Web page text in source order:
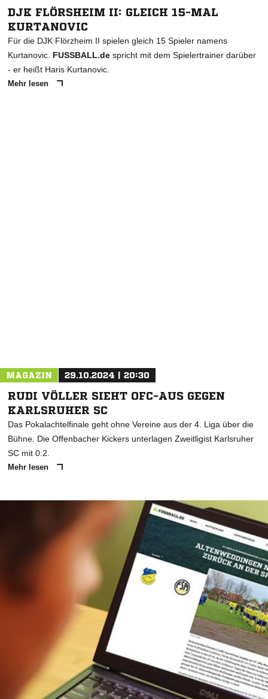
DJK FLÖRSHEIM II: GLEICH 15-MAL
KURTANOVIC
Für die DJK Flörzheim II spielen gleich 15 Spieler namens
Kurtanovic. FUSSBALL.de spricht mit dem Spielertrainer darüber
- er heißt Haris Kurtanovic.
Mehr lesen
MAGAZIN 29.10.2024 | 20:30
RUDI VÖLLER SIEHT OFC-AUS GEGEN
KARLSRUHER SC
Das Pokalachtelfinale geht ohne Vereine aus der 4. Liga über die
Bühne. Die Offenbacher Kickers unterlagen Zweitligist Karlsruher
SC mit 0:2.
Mehr lesen